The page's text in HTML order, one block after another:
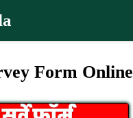
Form Online